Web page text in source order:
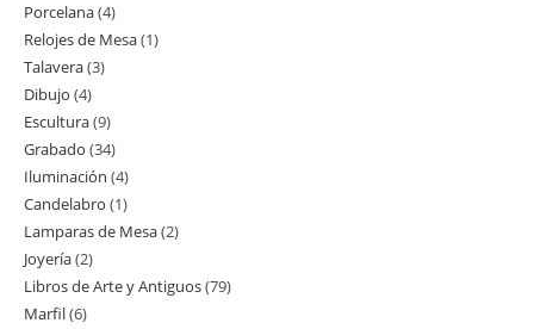
productos
Porcelana 44
productos
Relojes de Mesa 11
Talavera 33
Dibujo 44
productos
Escultura 99
productos
Grabado 3434
productos
Iluminación 44
productos
Candelabro 11
producto
Lamparas de Mesa 22
Joyería 22
productos
Libros de Arte y Antiguos 7979
Marfil 66